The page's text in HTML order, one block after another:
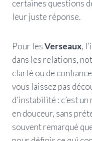
certaines questions
leur juste réponse.
Pour lesVerseaux,
dans les relations,
clarté ou de
vous laissez pas
d’instabilité : c’est
en douceur, sans
souvent remarqué